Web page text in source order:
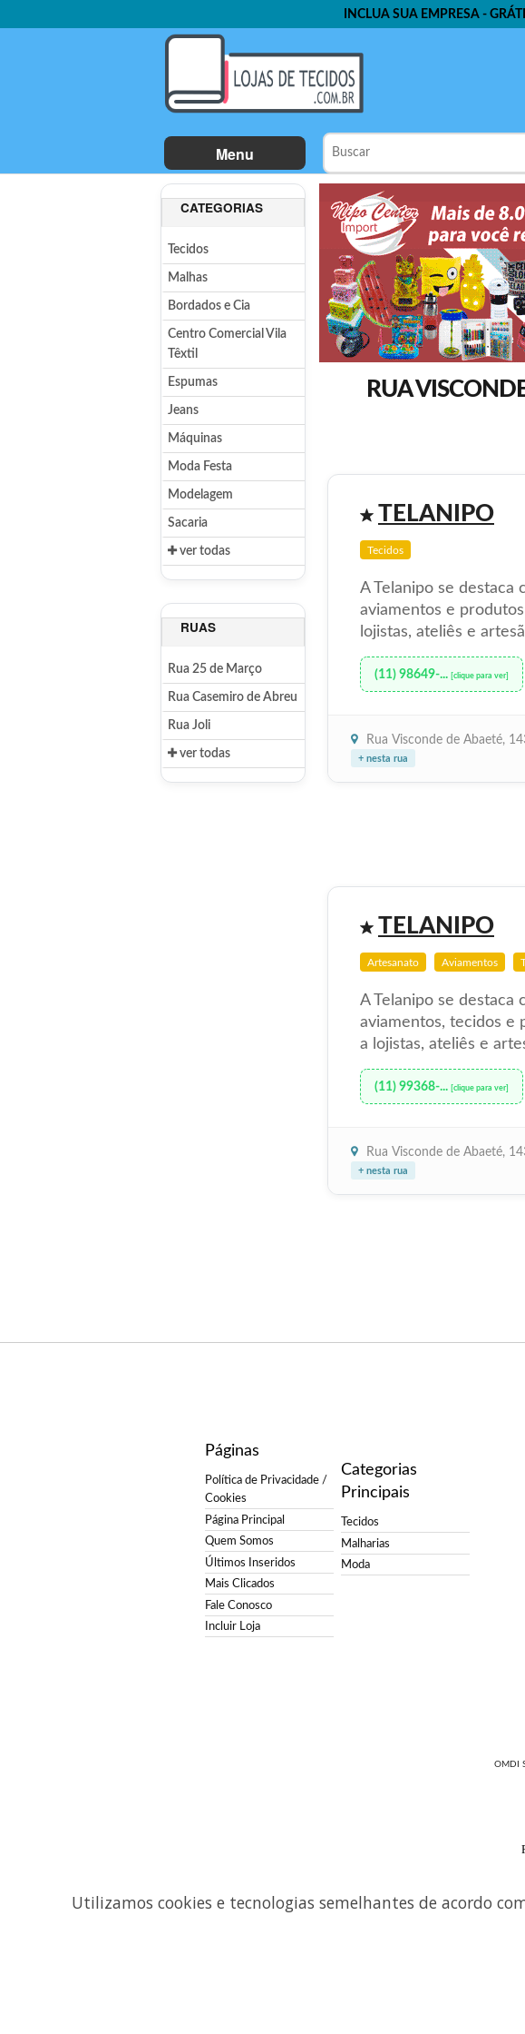
INCLUA SUA EMPRESA -
Menu
CATEGORIAS
Tecidos
Malhas
Bordados e Cia
Centro Comercial Vila
Têxtil
Espumas
Jeans
Máquinas
Moda Festa
Modelagem
Sacaria
ver todas
RUAS
Rua 25 de Março
Rua Casemiro de Abreu
Rua Joli
ver todas
RUA
TELANIPO
Tecidos
A Telanipo se destaca
aviamentos e
lojistas, ateliês e
(11) 98649-... [clique para ver]
Rua Visconde de Abaeté,
+ nesta rua
TELANIPO
Artesanato Aviamentos
A Telanipo se destaca
aviamentos, tecidos e
a lojistas, ateliês e
(11) 99368-... [clique para ver]
Rua Visconde de Abaeté,
+ nesta rua
Páginas
Política de Privacidade /
Cookies
Página Principal
Quem Somos
Últimos Inseridos
Mais Clicados
Fale Conosco
Incluir Loja
Categorias
Principais
Tecidos
Malharias
Moda
©
OMDI
Utilizamos cookies e tecnologias semelhantes de acordo